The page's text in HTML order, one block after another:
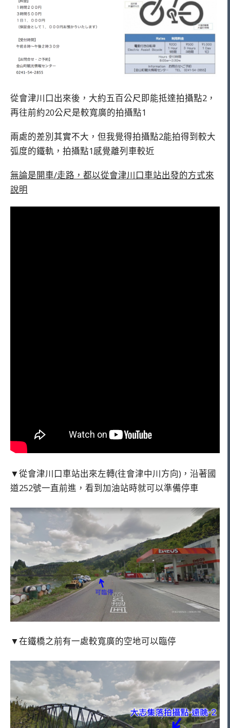
從會津川口出來後，大約五百公尺即能抵達拍攝點2，
再往前約20公尺是較寬廣的拍攝點1
兩處的差別其實不大，但我覺得拍攝點2能拍得到較大
弧度的鐵軌，拍攝點1感覺離列車較近
無論是開車/走路，都以從會津川口車站出發的方式來
說明
▼從會津川口車站出來左轉(往會津中川方向)，沿著國
道252號一直前進，看到加油站時就可以準備停車
▼在鐵橋之前有一處較寬廣的空地可以臨停